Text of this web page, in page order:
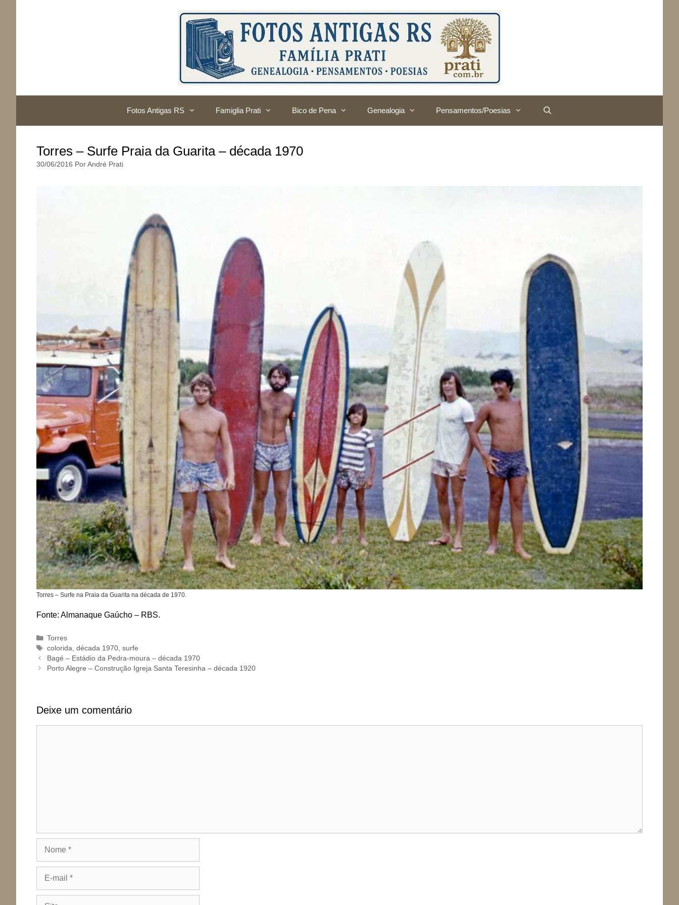
Fotos Antigas RS Famiglia Prati Bico de Pena Genealogia Pensamentos/Poesias
Torres – Surfe Praia da Guarita – década 1970
30/06/2016 Por André Prati
Torres – Surfe na Praia da Guarita na década de 1970.
Fonte: Almanaque Gaúcho – RBS.
Categorias
Torres
Tags
colorida ,década 1970 ,surfe
Bagé – Estádio da Pedra-moura – década 1970
Porto Alegre – Construção Igreja Santa Teresinha – década 1920
Deixe um comentário
mail